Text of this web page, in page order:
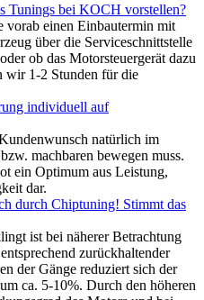
Tunings bei KOCH vorstellen?
vorab einen Einbautermin mit
über die Serviceschnittstelle
ob das Motorsteuergerät dazu
wir 1-2 Stunden für die
individuell auf
natürlich im
machbaren bewegen muss.
ein Optimum aus Leistung,
dar.
durch Chiptuning! Stimmt das
ist bei näherer Betrachtung
zurückhaltender
der Gänge reduziert sich der
ca. 5-10%. Durch den höheren